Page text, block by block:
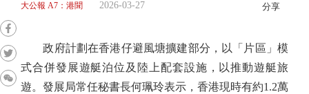
大公報 A7：港聞 2026-03-27 分享
政府計劃在香港仔避風塘擴建部分，以「片區」模
式合併發展遊艇泊位及陸上配套設施，以推動遊艇旅
遊。發展局常任秘書長何珮玲表示，香港現時有約1.2萬